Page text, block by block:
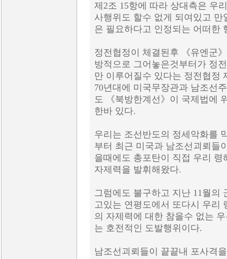
제2조 15항에 따라 상대측은 우
사행위도 할수 없게 되여있고
은 필요하다고 인정되는 어떠한
정전협정이 체결된후 《유엔군
방적으로 그어놓은것부터가 정
만 이루어질수 있다는 정전협정
70년대에 미국무장관과 남조선
도 《북방한계선》이 국제법에
한바 있다.
우리는 조선반도의 정세악화를
부터 최근 미국과 남조선괴뢰들
을때에도 총포탄이 직접 우리
자제력을 발휘해왔다.
그럼에도 불구하고 지난 11월의
고있는 연평도에서 또다시 우리
의 자제력에 대한 참을수 없는
는 호전적인 도발행위이다.
남조선괴뢰들이 끝끝내 포사격